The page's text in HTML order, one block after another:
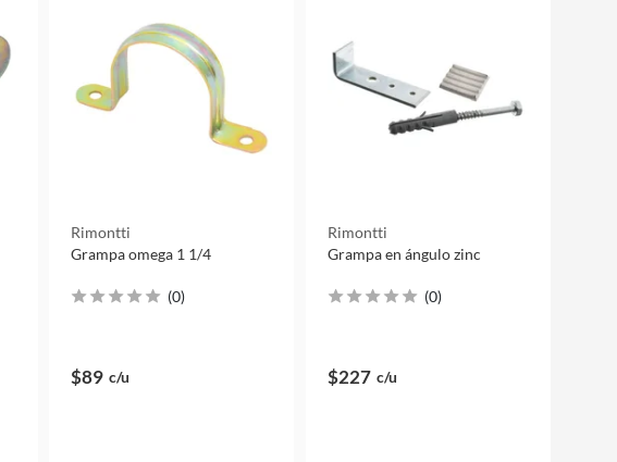
Rimontti
Grampa omega 1 1/4
(0)
$89 c/u
Rimontti
Grampa en ángulo zinc
(0)
$227 c/u